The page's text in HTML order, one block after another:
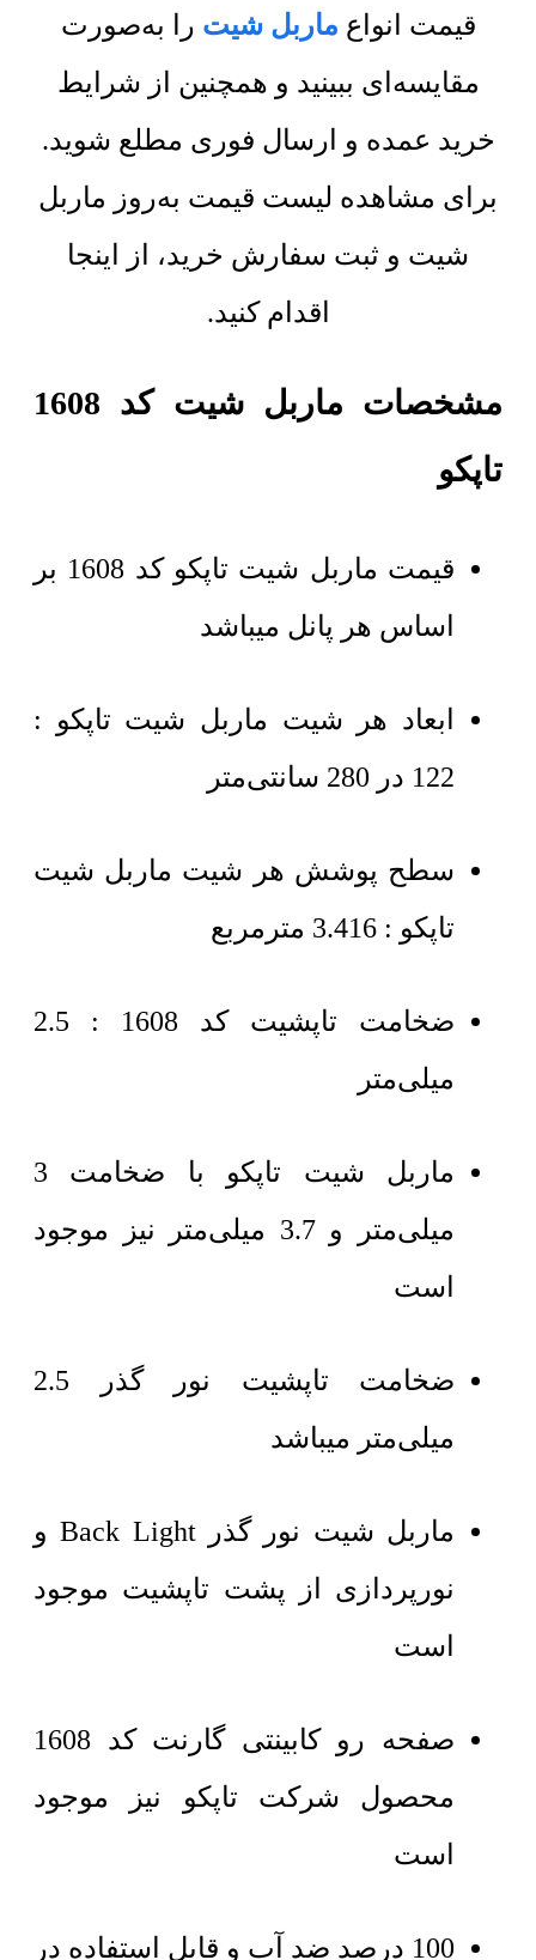
قیمت انواع ماربل شیت را به‌صورت
مقایسه‌ای ببینید و همچنین از شرایط
خرید عمده و ارسال فوری مطلع شوید.
برای مشاهده لیست قیمت به‌روز ماربل
شیت و ثبت سفارش خرید، از اینجا
اقدام کنید.
مشخصات ماربل شیت کد 1608
تاپکو
قیمت ماربل شیت تاپکو کد 1608 بر
اساس هر پانل میباشد
ابعاد هر شیت ماربل شیت تاپکو :
122 در 280 سانتی‌متر
سطح پوشش هر شیت ماربل شیت
تاپکو : 3.416 مترمربع
ضخامت تاپشیت کد 1608 : 2.5
میلی‌متر
ماربل شیت تاپکو با ضخامت 3
میلی‌متر و 3.7 میلی‌متر نیز موجود
است
ضخامت تاپشیت نور گذر 2.5
میلی‌متر میباشد
ماربل شیت نور گذر Back Light و
نورپردازی از پشت تاپشیت موجود
است
صفحه رو کابینتی گارنت کد 1608
محصول شرکت تاپکو نیز موجود
است
100 درصد ضد آب و قابل استفاده در